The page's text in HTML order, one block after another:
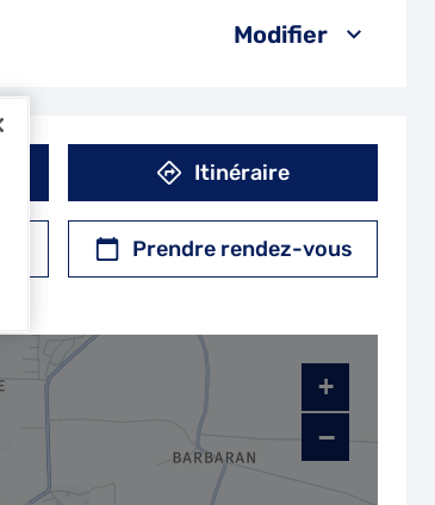
Modifier
Itinéraire
Prendre rendez-vous
+
−